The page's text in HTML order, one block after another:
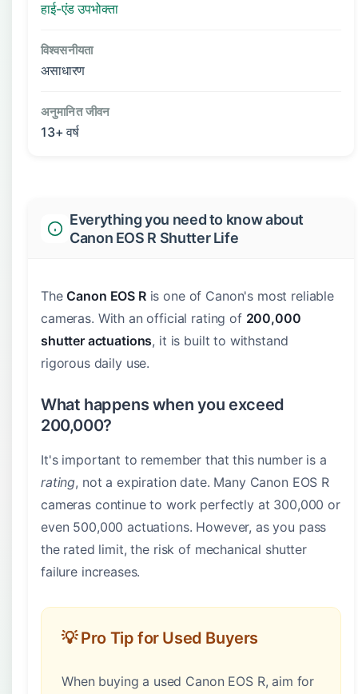
हाई-एंड उपभोक्ता
विश्वसनीयता
असाधारण
अनुमानित जीवन
13+ वर्ष
Everything you need to know about
Canon EOS R Shutter Life
TheCanon EOS Ris one of Canon's most reliable
cameras. With an official rating of 200,000
shutter actuations, it is built to withstand
rigorous daily use.
What happens when you exceed
200,000?
It's important to remember that this number is a
rating, not a expiration date. Many Canon EOS R
cameras continue to work perfectly at 300,000 or
even 500,000 actuations. However, as you pass
the rated limit, the risk of mechanical shutter
failure increases.
💡 Pro Tip for Used Buyers
When buying a used Canon EOS R, aim for